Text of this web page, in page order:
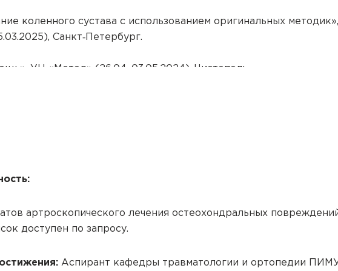
коленного сустава с использованием оригинальных методик»,
Санкт‑Петербург.
УЦ «Метод» (26.04–03.05.2024), Чистополь.
артроскопического лечения остеохондральных
доступен по запросу.
Аспирант кафедры травматологии и ортопедии